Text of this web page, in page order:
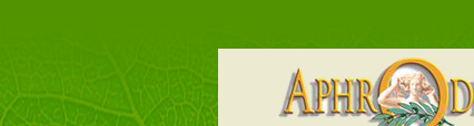
地區～
在外租屋者、居住處無管
理員、不方便在工作地點
取件者，歡迎多多使用